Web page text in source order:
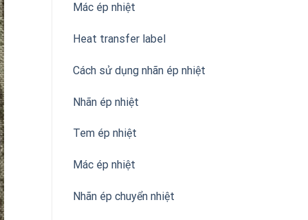
Mác ép nhiệt
Heat transfer label
Cách sử dụng nhãn ép nhiệt
Nhãn ép nhiệt
Tem ép nhiệt
Mác ép nhiệt
Nhãn ép chuyển nhiệt